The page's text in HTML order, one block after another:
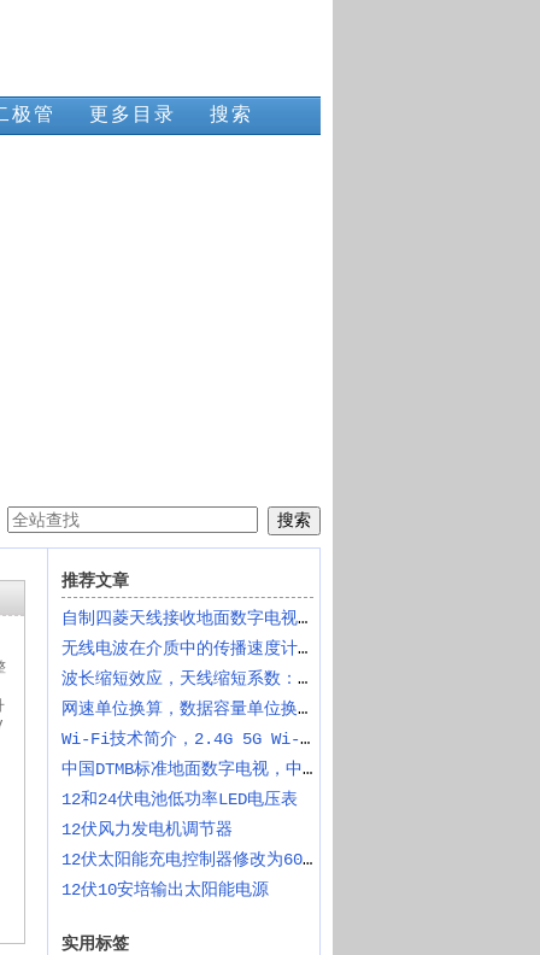
极管 更多目录 搜索
推荐文章
自制四菱天线接收地面数字电视信号
无线电波在介质中的传播速度计算公式
波长缩短效应，天线缩短系数：天线末端效应、相位常数
网速单位换算，数据容量单位换算
Wi-Fi技术简介，2.4G 5G Wi-Fi频率和信道
中国DTMB标准地面数字电视，中国电视频道频率表
12和24伏电池低功率LED电压表
12伏风力发电机调节器
12伏太阳能充电控制器修改为60安培
12伏10安培输出太阳能电源
实用标签